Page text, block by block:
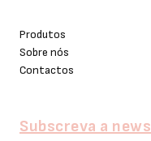
Produtos
Sobre nós
Contactos
Subscreva a